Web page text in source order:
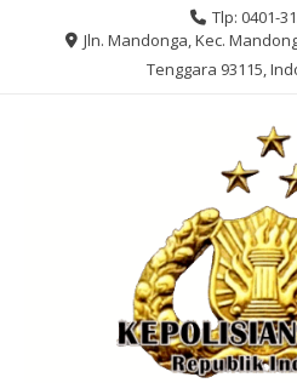
Tlp: 0401-
Jln. Mandonga, Kec.
Tenggara 93115,